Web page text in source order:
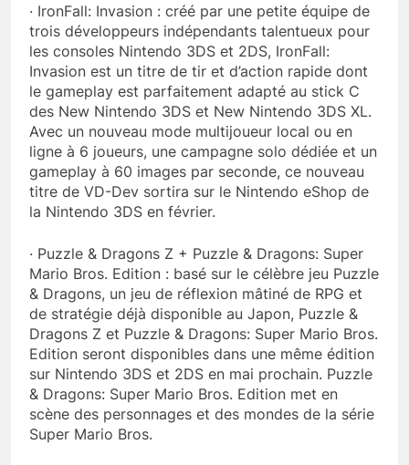
· IronFall: Invasion : créé par une petite équipe de
trois développeurs indépendants talentueux pour
les consoles Nintendo 3DS et 2DS, IronFall:
Invasion est un titre de tir et d’action rapide dont
le gameplay est parfaitement adapté au stick C
des New Nintendo 3DS et New Nintendo 3DS XL.
Avec un nouveau mode multijoueur local ou en
ligne à 6 joueurs, une campagne solo dédiée et un
gameplay à 60 images par seconde, ce nouveau
titre de VD-Dev sortira sur le Nintendo eShop de
la Nintendo 3DS en février.
· Puzzle & Dragons Z + Puzzle & Dragons: Super
Mario Bros. Edition : basé sur le célèbre jeu Puzzle
& Dragons, un jeu de réflexion mâtiné de RPG et
de stratégie déjà disponible au Japon, Puzzle &
Dragons Z et Puzzle & Dragons: Super Mario Bros.
Edition seront disponibles dans une même édition
sur Nintendo 3DS et 2DS en mai prochain. Puzzle
& Dragons: Super Mario Bros. Edition met en
scène des personnages et des mondes de la série
Super Mario Bros.